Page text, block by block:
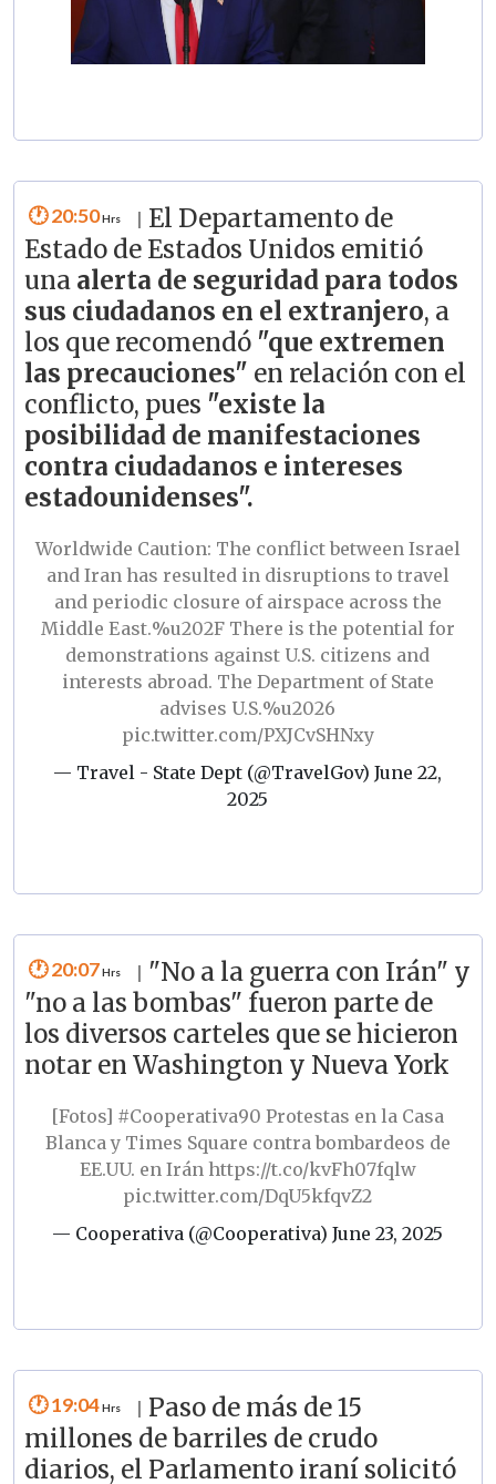
20:50
El Departamento de
Estado de Estados Unidos emitió
una alerta de seguridad para todos
sus ciudadanos en el extranjero, a
los que recomendó"que extremen
las precauciones" en relación con el
conflicto, pues "existe la
posibilidad de manifestaciones
contra ciudadanos e intereses
estadounidenses".
Worldwide Caution: The conflict between Israel
and Iran has resulted in disruptions to travel
and periodic closure of airspace across the
Middle East.%u202F There is the potential for
demonstrations against U.S. citizens and
interests abroad. The Department of State
advises U.S.%u2026
pic.twitter.com/PXJCvSHNxy
— Travel - State Dept (@TravelGov)June 22,
2025
20:07
"No a la guerra con Irán" y
"no a las bombas" fueron parte de
los diversos carteles que se hicieron
notar en Washington y Nueva York
[Fotos] #Cooperativa90 Protestas en la Casa
Blanca y Times Square contra bombardeos de
EE.UU. en Irán https://t.co/kvFh07fqlw
pic.twitter.com/DqU5kfqvZ2
— Cooperativa (@Cooperativa)June 23, 2025
19:04
Paso de más de 15
millones de barriles de crudo
diarios, el Parlamento iraní solicitó